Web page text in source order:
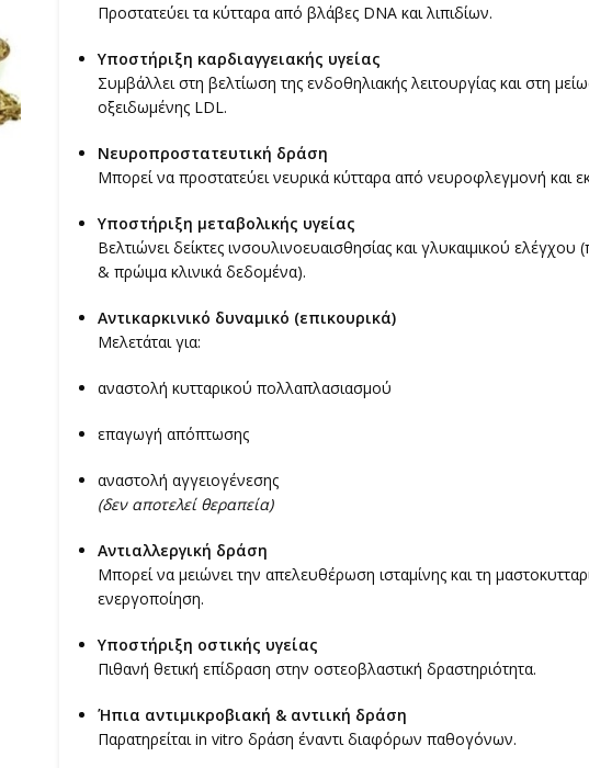
Προστατεύει τα κύτταρα από βλάβες DNA και λιπιδίων.
Υποστήριξη καρδιαγγειακής υγείας
Συμβάλλει στη βελτίωση της ενδοθηλιακής λειτουργίας και στη
οξειδωμένης LDL.
Νευροπροστατευτική δράση
Μπορεί να προστατεύει νευρικά κύτταρα από νευροφλεγμονή και
Υποστήριξη μεταβολικής υγείας
Βελτιώνει δείκτες ινσουλινοευαισθησίας και γλυκαιμικού ελέγχου
& πρώιμα κλινικά δεδομένα).
Αντικαρκινικό δυναμικό (επικουρικά)
Μελετάται για:
αναστολή κυτταρικού πολλαπλασιασμού
επαγωγή απόπτωσης
αναστολή αγγειογένεσης
(δεν αποτελεί θεραπεία)
Αντιαλλεργική δράση
Μπορεί να μειώνει την απελευθέρωση ισταμίνης και τη
ενεργοποίηση.
Υποστήριξη οστικής υγείας
Πιθανή θετική επίδραση στην οστεοβλαστική δραστηριότητα.
Ήπια αντιμικροβιακή & αντιική δράση
Παρατηρείται in vitro δράση έναντι διαφόρων παθογόνων.